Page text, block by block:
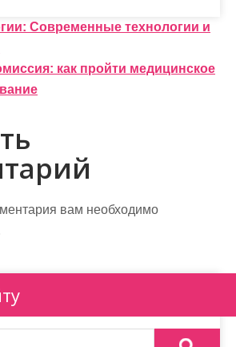
Современные технологии и
как пройти медицинское
вам необходимо